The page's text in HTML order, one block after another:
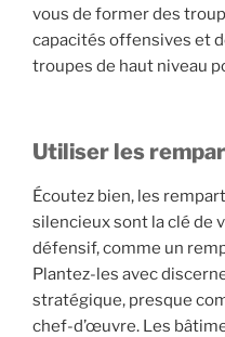
vous de former des
capacités offensives et
troupes de haut niveau
Utiliser les
Écoutez bien, les
silencieux sont la clé de
défensif, comme un
Plantez-les avec
stratégique, presque
chef-d’œuvre. Les